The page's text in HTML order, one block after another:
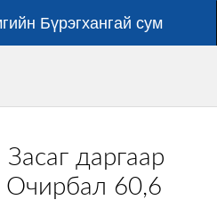
Бүрэгхангай сум
даргаар
Очирбал 60,6